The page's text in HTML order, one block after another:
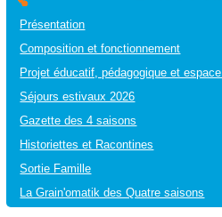
Présentation
Composition et fonctionnement
Projet éducatif, pédagogique et
Séjours estivaux 2026
Gazette des 4 saisons
Historiettes et Racontines
Sortie Famille
La Grain'omatik des Quatre saisons